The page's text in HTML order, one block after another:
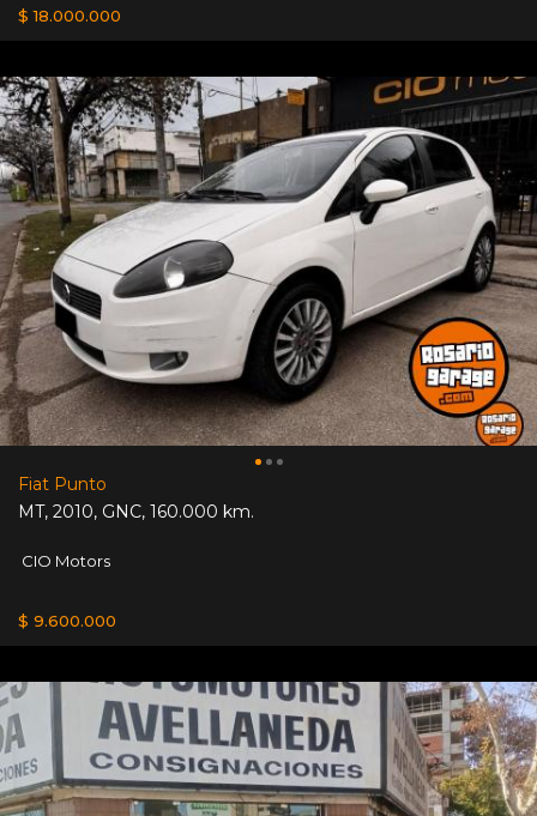
$ 18.000.000
Fiat Punto
MT, 2010, GNC, 160.000 km.
CIO Motors
$ 9.600.000